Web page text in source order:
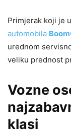
Primjerak koji je
automobila
urednom
veliku prednost
Vozne
klasi